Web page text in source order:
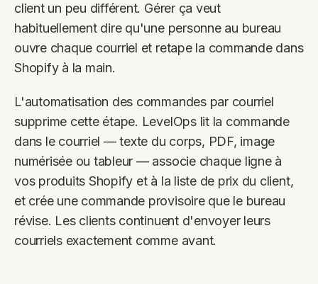
client un peu différent. Gérer ça veut
habituellement dire qu'une personne au bureau
ouvre chaque courriel et retape la commande dans
Shopify à la main.
L'automatisation des commandes par courriel
supprime cette étape. LevelOps lit la commande
dans le courriel — texte du corps, PDF, image
numérisée ou tableur — associe chaque ligne à
vos produits Shopify et à la liste de prix du client,
et crée une commande provisoire que le bureau
révise. Les clients continuent d'envoyer leurs
courriels exactement comme avant.